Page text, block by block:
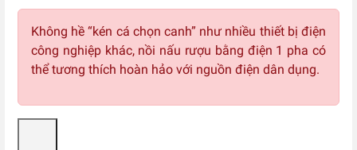
Không hề “kén cá chọn canh” như nhiều thiết bị điện
công nghiệp khác, nồi nấu rượu bằng điện 1 pha có
thể tương thích hoàn hảo với nguồn điện dân dụng.